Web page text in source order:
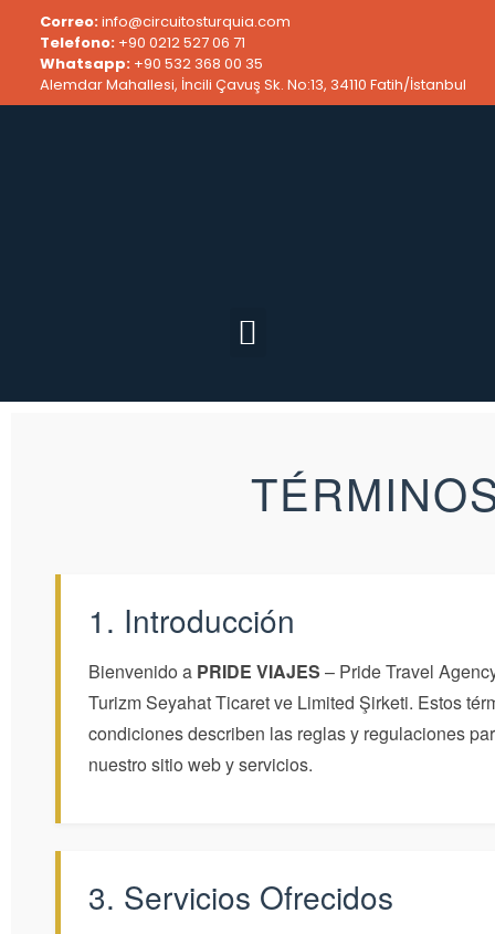
Correo:info@circuitosturquia.com
Telefono:+90 0212 527 06 71
Whatsapp:+90 532 368 00 35
Alemdar Mahallesi, İncili Çavuş Sk. No:13, 34110 Fatih/İstanbul
1. Introducción
Bienvenido a PRIDE VIAJES – Pride Travel
Turizm Seyahat Ticaret ve Limited Şirketi. Estos
condiciones describen las reglas y regulaciones
nuestro sitio web y servicios.
3. Servicios Ofrecidos